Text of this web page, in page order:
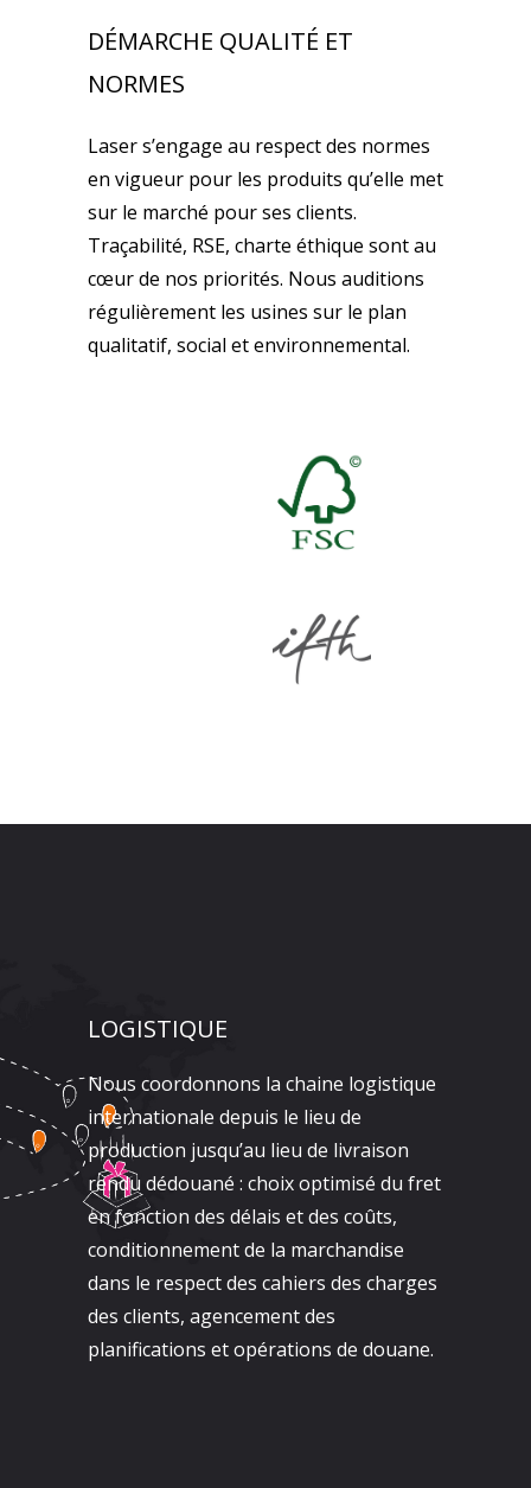
DÉMARCHE QUALITÉ ET
NORMES
Laser s’engage au respect des normes
en vigueur pour les produits qu’elle met
sur le marché pour ses clients.
Traçabilité, RSE, charte éthique sont au
cœur de nos priorités. Nous auditions
régulièrement les usines sur le plan
qualitatif, social et environnemental.
LOGISTIQUE
Nous coordonnons la chaine logistique
internationale depuis le lieu de
production jusqu’au lieu de livraison
rendu dédouané : choix optimisé du fret
en fonction des délais et des coûts,
conditionnement de la marchandise
dans le respect des cahiers des charges
des clients, agencement des
planifications et opérations de douane.